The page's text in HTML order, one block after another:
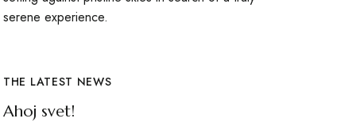
serene experience.
THE LATEST NEWS
Ahoj svet!